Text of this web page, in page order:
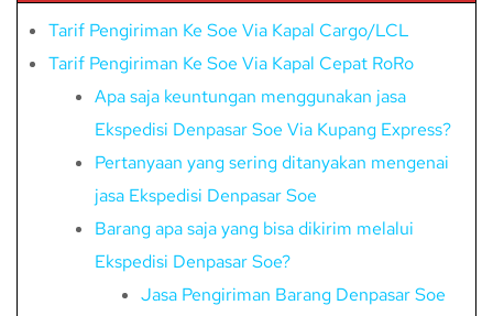
Tarif Pengiriman Ke Soe Via Kapal Cargo/LCL
Tarif Pengiriman Ke Soe Via Kapal Cepat RoRo
Apa saja keuntungan menggunakan jasa
Ekspedisi Denpasar Soe Via Kupang Express?
Pertanyaan yang sering ditanyakan mengenai
jasa Ekspedisi Denpasar Soe
Barang apa saja yang bisa dikirim melalui
Ekspedisi Denpasar Soe?
Jasa Pengiriman Barang Denpasar Soe